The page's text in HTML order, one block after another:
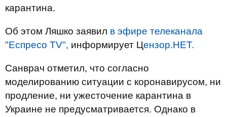
карантина.
Об этом Ляшко заявил в эфире телеканала
"Еспресо TV", информирует Цензор.НЕТ.
Санврач отметил, что согласно
моделированию ситуации с коронавирусом, ни
продление, ни ужесточение карантина в
Украине не предусматривается. Однако в